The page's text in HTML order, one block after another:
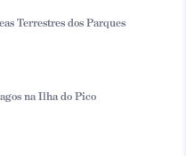
Terrestres dos Parques
na Ilha do Pico